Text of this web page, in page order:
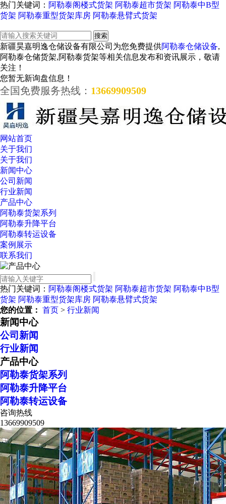
热门关键词： 阿勒泰阁楼式货架 阿勒泰超市货架 阿勒泰中B型
货架 阿勒泰重型货架库房 阿勒泰悬臂式货架
新疆昊嘉明逸仓储设备有限公司为您免费提供阿勒泰仓储设备,
阿勒泰仓储货架,阿勒泰货架等相关信息发布和资讯展示，敬请
关注！
您暂无新询盘信息！
全国免费服务热线： 13669909509
网站首页
关于我们
关于我们
新闻中心
公司新闻
行业新闻
产品中心
阿勒泰货架系列
阿勒泰升降平台
阿勒泰转运设备
案例展示
联系我们
热门关键词： 阿勒泰阁楼式货架 阿勒泰超市货架 阿勒泰中B型
货架 阿勒泰重型货架库房 阿勒泰悬臂式货架
您的位置： 首页 > 行业新闻
新闻中心
公司新闻
行业新闻
产品中心
阿勒泰货架系列
阿勒泰升降平台
阿勒泰转运设备
咨询热线
13669909509